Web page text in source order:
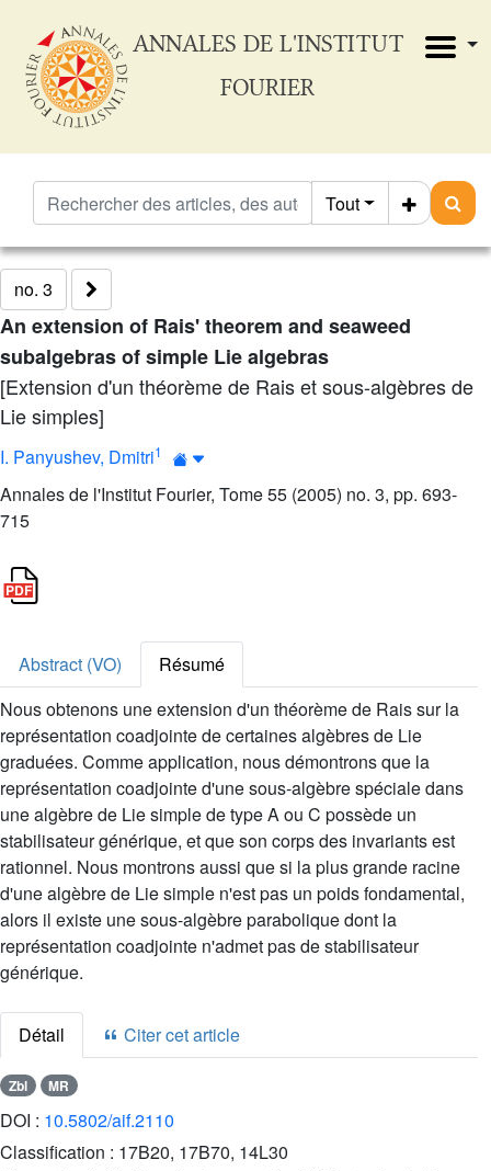
ANNALES DE L'INSTITUT
FOURIER
Tout
no. 3
An extension of Rais' theorem and seaweed
subalgebras of simple Lie algebras
[Extension d'un théorème de Rais et sous-algèbres de
Lie simples]
I. Panyushev, Dmitri1
Annales de l'Institut Fourier, Tome 55 (2005) no. 3, pp. 693-
715
Abstract (VO)
Résumé
Nous obtenons une extension d'un théorème de Rais sur la
représentation coadjointe de certaines algèbres de Lie
graduées. Comme application, nous démontrons que la
représentation coadjointe d'une sous-algèbre spéciale dans
une algèbre de Lie simple de type A ou C possède un
stabilisateur générique, et que son corps des invariants est
rationnel. Nous montrons aussi que si la plus grande racine
d'une algèbre de Lie simple n'est pas un poids fondamental,
alors il existe une sous-algèbre parabolique dont la
représentation coadjointe n'admet pas de stabilisateur
générique.
Détail Citer cet article
Zbl MR
DOI : 10.5802/aif.2110
Classification : 17B20, 17B70, 14L30